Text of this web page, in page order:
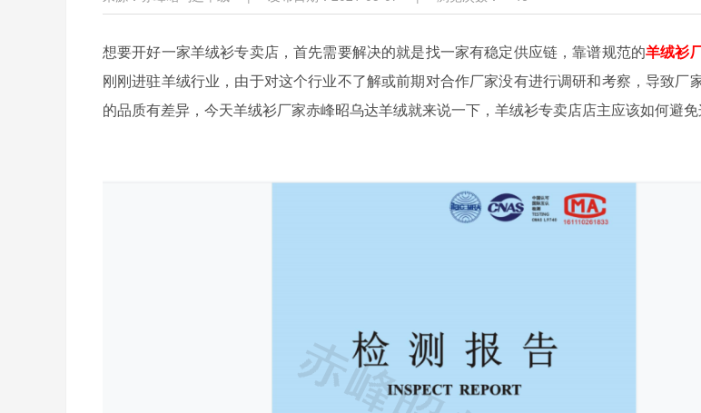
想要开好一家羊绒衫专卖店，首先需要解决的就是找一家有稳定供应链，靠谱规范的羊绒衫
刚刚进驻羊绒行业，由于对这个行业不了解或前期对合作厂家没有进行调研和考察，导致厂
的品质有差异，今天羊绒衫厂家赤峰昭乌达羊绒就来说一下，羊绒衫专卖店店主应该如何避免